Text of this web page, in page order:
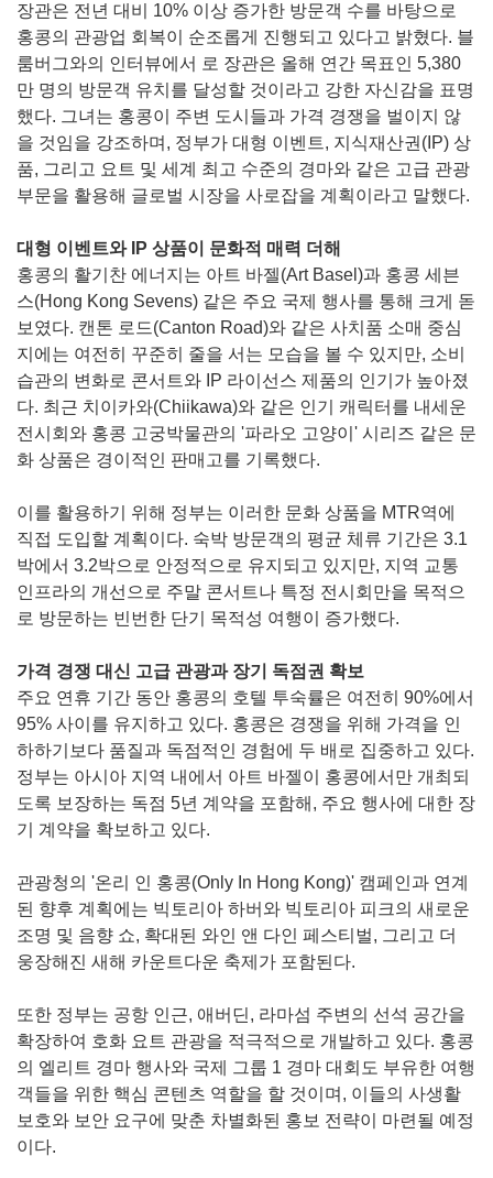
장관은 전년 대비 10% 이상 증가한 방문객 수를 바탕으로
홍콩의 관광업 회복이 순조롭게 진행되고 있다고 밝혔다. 블
룸버그와의 인터뷰에서 로 장관은 올해 연간 목표인 5,380
만 명의 방문객 유치를 달성할 것이라고 강한 자신감을 표명
했다. 그녀는 홍콩이 주변 도시들과 가격 경쟁을 벌이지 않
을 것임을 강조하며, 정부가 대형 이벤트, 지식재산권(IP) 상
품, 그리고 요트 및 세계 최고 수준의 경마와 같은 고급 관광
부문을 활용해 글로벌 시장을 사로잡을 계획이라고 말했다.
대형 이벤트와 IP 상품이 문화적 매력 더해
홍콩의 활기찬 에너지는 아트 바젤(Art Basel)과 홍콩 세븐
스(Hong Kong Sevens) 같은 주요 국제 행사를 통해 크게 돋
보였다. 캔톤 로드(Canton Road)와 같은 사치품 소매 중심
지에는 여전히 꾸준히 줄을 서는 모습을 볼 수 있지만, 소비
습관의 변화로 콘서트와 IP 라이선스 제품의 인기가 높아졌
다. 최근 치이카와(Chiikawa)와 같은 인기 캐릭터를 내세운
전시회와 홍콩 고궁박물관의 '파라오 고양이' 시리즈 같은 문
화 상품은 경이적인 판매고를 기록했다.
이를 활용하기 위해 정부는 이러한 문화 상품을 MTR역에
직접 도입할 계획이다. 숙박 방문객의 평균 체류 기간은 3.1
박에서 3.2박으로 안정적으로 유지되고 있지만, 지역 교통
인프라의 개선으로 주말 콘서트나 특정 전시회만을 목적으
로 방문하는 빈번한 단기 목적성 여행이 증가했다.
가격 경쟁 대신 고급 관광과 장기 독점권 확보
주요 연휴 기간 동안 홍콩의 호텔 투숙률은 여전히 90%에서
95% 사이를 유지하고 있다. 홍콩은 경쟁을 위해 가격을 인
하하기보다 품질과 독점적인 경험에 두 배로 집중하고 있다.
정부는 아시아 지역 내에서 아트 바젤이 홍콩에서만 개최되
도록 보장하는 독점 5년 계약을 포함해, 주요 행사에 대한 장
기 계약을 확보하고 있다.
관광청의 '온리 인 홍콩(Only In Hong Kong)' 캠페인과 연계
된 향후 계획에는 빅토리아 하버와 빅토리아 피크의 새로운
조명 및 음향 쇼, 확대된 와인 앤 다인 페스티벌, 그리고 더
웅장해진 새해 카운트다운 축제가 포함된다.
또한 정부는 공항 인근, 애버딘, 라마섬 주변의 선석 공간을
확장하여 호화 요트 관광을 적극적으로 개발하고 있다. 홍콩
의 엘리트 경마 행사와 국제 그룹 1 경마 대회도 부유한 여행
객들을 위한 핵심 콘텐츠 역할을 할 것이며, 이들의 사생활
보호와 보안 요구에 맞춘 차별화된 홍보 전략이 마련될 예정
이다.